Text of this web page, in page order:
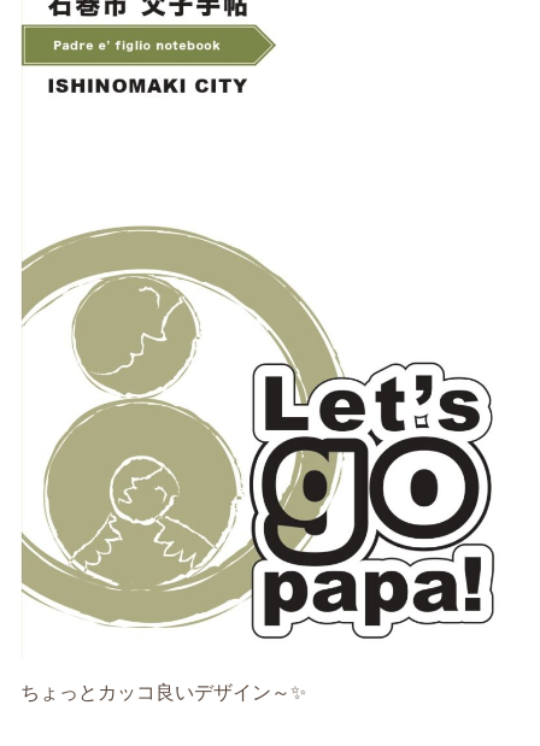
ちょっとカッコ良いデザイン～✨